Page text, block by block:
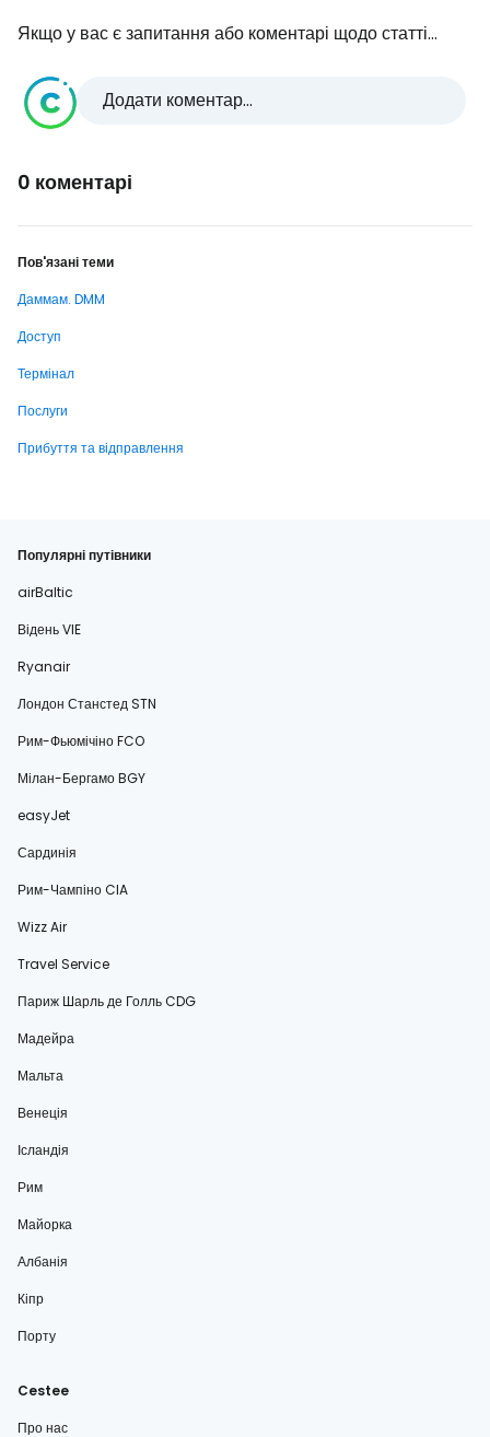
Якщо у вас є запитання або коментарі щодо статті...
Додати коментар...
0 коментарі
Пов'язані теми
Даммам. DMM
Доступ
Термінал
Послуги
Прибуття та відправлення
Популярні путівники
airBaltic
Відень VIE
Ryanair
Лондон Станстед STN
Рим-Фьюмічіно FCO
Мілан-Бергамо BGY
easyJet
Сардинія
Рим-Чампіно CIA
Wizz Air
Travel Service
Париж Шарль де Голль CDG
Мадейра
Мальта
Венеція
Ісландія
Рим
Майорка
Албанія
Кіпр
Порту
Cestee
Про нас